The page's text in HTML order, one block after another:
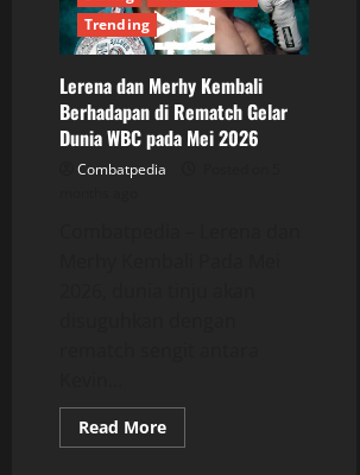
Trending
Lerena dan Merhy Kembali
Berhadapan di Rematch Gelar
Dunia WBC pada Mei 2026
Combatpedia
Read MoreRead
more